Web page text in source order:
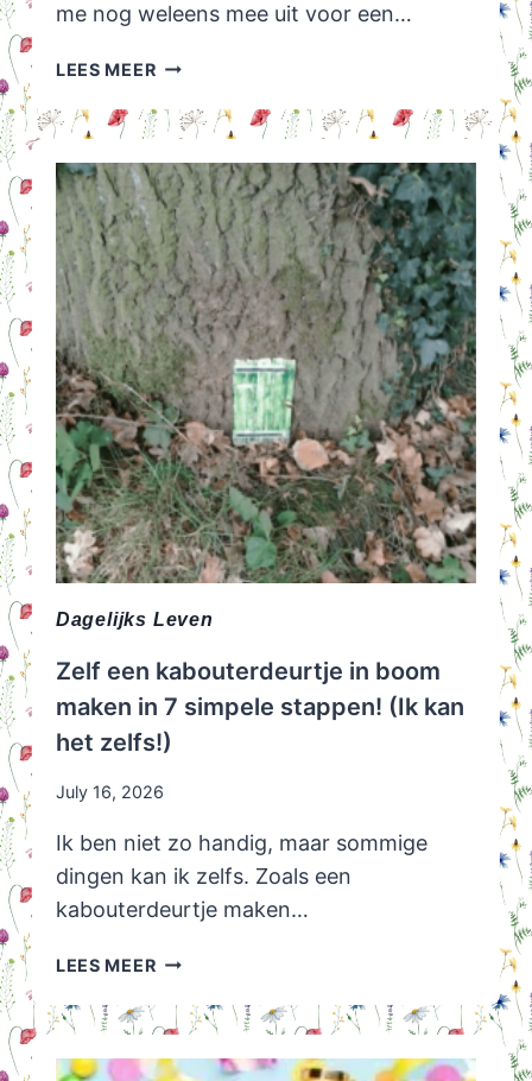
me nog weleens mee uit voor een…
LEES MEERIN
EENTJE
EEN
HORECA
GELEGENHEID?
Dagelijks Leven
Zelf een kabouterdeurtje in boom
maken in 7 simpele stappen! (Ik kan
het zelfs!)
July 16, 2026
Ik ben niet zo handig, maar sommige
dingen kan ik zelfs. Zoals een
kabouterdeurtje maken…
LEES MEERZELF
KABOUTERDEURTJE
BOOM